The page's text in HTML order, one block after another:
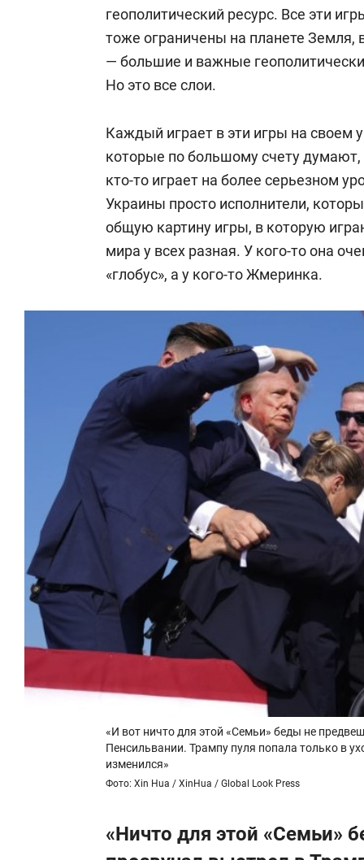
геополитический ресурс. Все эти
тоже ограничены на планете Земля,
— большие и важные
Но это все слои.
Каждый играет в эти игры на своем
которые по большому счету
кто-то играет на более серьезном
Украины просто исполнители,
общую картину игры, в которую
мира у всех разная. У кого-то она
«глобус», а у кого-то Жмеринка.
«И вот ничто для этой «Семьи» беды не
Пенсильвании. Трампу пуля попала только в
изменился»
Фото: Xin Hua / XinHua / Global Look Press
«Ничто для этой «Семьи»